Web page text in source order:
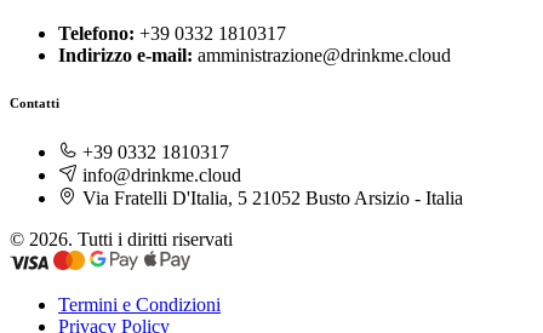
Telefono: +39 0332 1810317
Indirizzo e-mail: amministrazione@drinkme.cloud
Contatti
+39 0332 1810317
info@drinkme.cloud
Via Fratelli D'Italia, 5 21052 Busto Arsizio - Italia
© 2026. Tutti i diritti riservati
Termini e Condizioni
Privacy Policy